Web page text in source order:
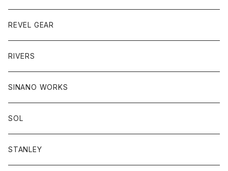
REVEL GEAR
RIVERS
SINANO WORKS
SOL
STANLEY